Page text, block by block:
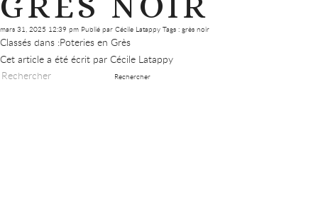
mars 31, 2025 12:39 pm Publié par Cécile Latappy Tags : grès noir
Classés dans :Poteries en Grès
Cet article a été écrit par Cécile Latappy
Rechercher